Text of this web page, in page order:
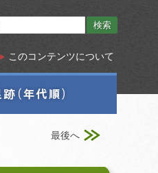
このコンテンツについて
最後へ